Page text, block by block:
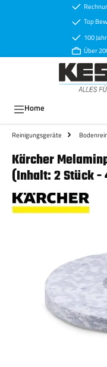
Zum Hauptinhalt springen
Top
100
Über
Home
Reinigungsgeräte
Kärcher
(Inhalt: 2 Stück -